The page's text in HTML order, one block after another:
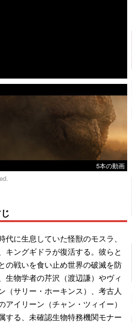
5本の動画
代に生息していた怪獣のモスラ、
キングギドラが復活する。彼らと
の戦いを食い止め世界の破滅を防
生物学者の芹沢（渡辺謙）やヴィ
（サリー・ホーキンス）、考古人
アイリーン（チャン・ツィイー）
する、未確認生物特務機関モナー